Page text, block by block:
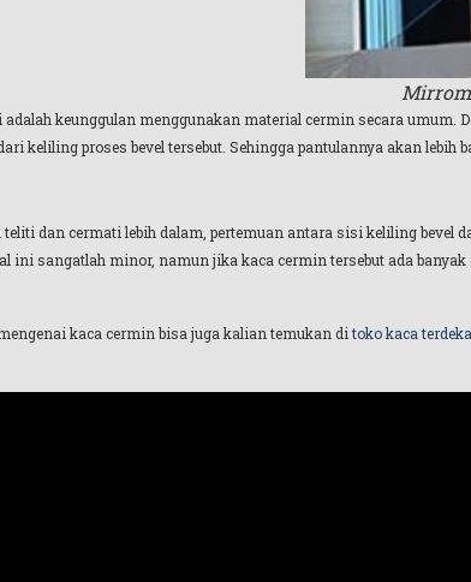
keunggulan menggunakan material cermin secara umum.
keliling proses bevel tersebut. Sehingga pantulannya akan
dan cermati lebih dalam, pertemuan antara sisi keliling bevel
ini sangatlah minor, namun jika kaca cermin tersebut ada
kaca cermin bisa juga kalian temukan ditoko kaca